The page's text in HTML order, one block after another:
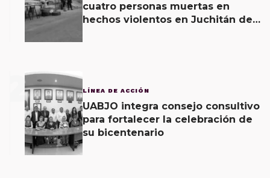
cuatro personas muertas en
hechos violentos en Juchitán de
2 LÍNEA DE ACCIÓN
UABJO integra consejo consultivo
para fortalecer la celebración de
su bicentenario